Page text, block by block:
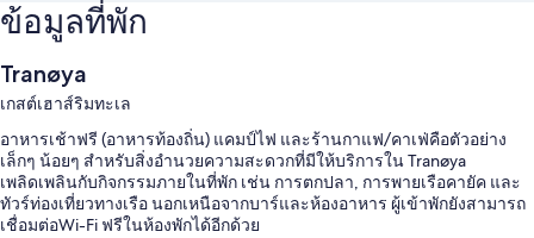
ข้อมูลที่พัก
Tranøya
เกสต์เฮาส์ริมทะเล
อาหารเช้าฟรี (อาหารท้องถิ่น) แคมป์ไฟ และร้านกาแฟ/คาเฟ่คือตัวอย่าง
เล็กๆ น้อยๆ สำหรับสิ่งอำนวยความสะดวกที่มีให้บริการใน Tranøya
เพลิดเพลินกับกิจกรรมภายในที่พัก เช่น การตกปลา, การพายเรือคายัค และ
ทัวร์ท่องเที่ยวทางเรือ นอกเหนือจากบาร์และห้องอาหาร ผู้เข้าพักยังสามารถ
เชื่อมต่อWi-Fi ฟรีในห้องพักได้อีกด้วย